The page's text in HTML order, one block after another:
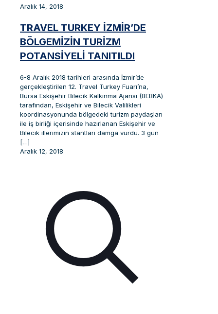
Aralık 14, 2018
TRAVEL TURKEY İZMİR’DE
BÖLGEMİZİN TURİZM
POTANSİYELİ TANITILDI
6-8 Aralık 2018 tarihleri arasında İzmir’de
gerçekleştirilen 12. Travel Turkey Fuarı’na,
Bursa Eskişehir Bilecik Kalkınma Ajansı (BEBKA)
tarafından, Eskişehir ve Bilecik Valilikleri
koordinasyonunda bölgedeki turizm paydaşları
ile iş birliği içerisinde hazırlanan Eskişehir ve
Bilecik illerimizin stantları damga vurdu. 3 gün
[…]
Aralık 12, 2018